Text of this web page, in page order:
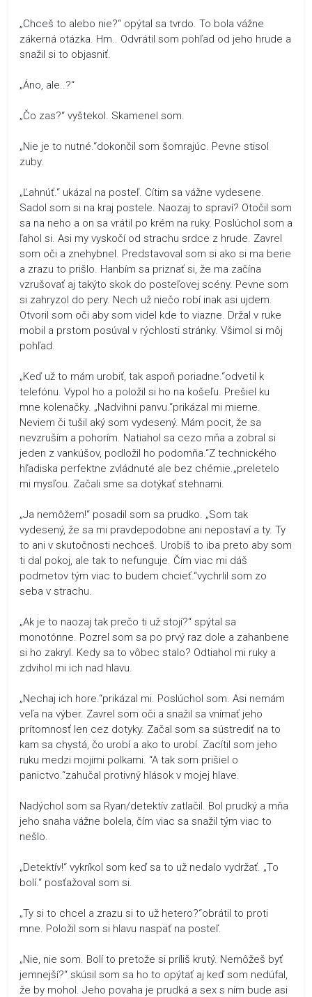
„Chceš to alebo nie?“ opýtal sa tvrdo. To bola vážne
zákerná otázka. Hm.. Odvrátil som pohľad od jeho hrude a
snažil si to objasniť.
„Áno, ale..?“
„Čo zas?“ vyštekol. Skamenel som.
„Nie je to nutné.“dokončil som šomrajúc. Pevne stisol
zuby.
„Ľahnúť.“ ukázal na posteľ. Cítim sa vážne vydesene.
Sadol som si na kraj postele. Naozaj to spraví? Otočil som
sa na neho a on sa vrátil po krém na ruky. Poslúchol som a
ľahol si. Asi my vyskočí od strachu srdce z hrude. Zavrel
som oči a znehybnel. Predstavoval som si ako si ma berie
a zrazu to prišlo. Hanbím sa priznať si, že ma začína
vzrušovať aj takýto skok do posteľovej scény. Pevne som
si zahryzol do pery. Nech už niečo robí inak asi ujdem.
Otvoril som oči aby som videl kde to viazne. Držal v ruke
mobil a prstom posúval v rýchlosti stránky. Všimol si môj
pohľad.
„Keď už to mám urobiť, tak aspoň poriadne.“odvetil k
telefónu. Vypol ho a položil si ho na košeľu. Prešiel ku
mne kolenačky. „Nadvihni panvu.“prikázal mi mierne.
Neviem či tušil aký som vydesený. Mám pocit, že sa
nevzruším a pohorím. Natiahol sa cezo mňa a zobral si
jeden z vankúšov, podložil ho podomňa.“Z technického
hľadiska perfektne zvládnuté ale bez chémie.„preletelo
mi mysľou. Začali sme sa dotýkať stehnami.
„Ja nemôžem!“ posadil som sa prudko. „Som tak
vydesený, že sa mi pravdepodobne ani nepostaví a ty. Ty
to ani v skutočnosti nechceš. Urobíš to iba preto aby som
ti dal pokoj, ale tak to nefunguje. Čím viac mi dáš
podmetov tým viac to budem chcieť.“vychrlil som zo
seba v strachu.
„Ak je to naozaj tak prečo ti už stojí?“ spýtal sa
monotónne. Pozrel som sa po prvý raz dole a zahanbene
si ho zakryl. Kedy sa to vôbec stalo? Odtiahol mi ruky a
zdvihol mi ich nad hlavu.
„Nechaj ich hore.“prikázal mi. Poslúchol som. Asi nemám
veľa na výber. Zavrel som oči a snažil sa vnímať jeho
prítomnosť len cez dotyky. Začal som sa sústrediť na to
kam sa chystá, čo urobí a ako to urobí. Zacítil som jeho
ruku medzi mojimi polkami. “A tak som prišiel o
panictvo.“zahučal protivný hlások v mojej hlave.
Nadýchol som sa Ryan/detektív zatlačil. Bol prudký a mňa
jeho snaha vážne bolela, čím viac sa snažil tým viac to
nešlo.
„Detektív!“ vykríkol som keď sa to už nedalo vydržať. „To
bolí.“ posťažoval som si.
„Ty si to chcel a zrazu si to už hetero?“obrátil to proti
mne. Položil som si hlavu naspäť na posteľ.
„Nie, nie som. Bolí to pretože si príliš krutý. Nemôžeš byť
jemnejší?“ skúsil som sa ho to opýtať aj keď som nedúfal,
že by mohol. Jeho povaha je prudká a sex s ním bude asi